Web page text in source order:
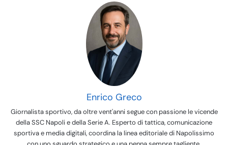
Enrico Greco
Giornalista sportivo, da oltre vent'anni segue con passione le vicende
della SSC Napoli e della Serie A. Esperto di tattica, comunicazione
sportiva e media digitali, coordina la linea editoriale di Napolissimo